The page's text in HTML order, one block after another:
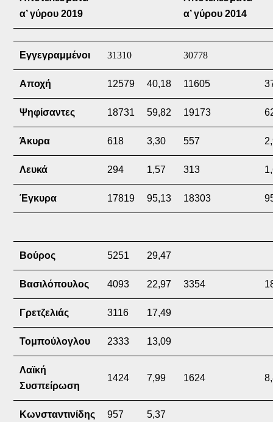
α’ γύρου 2019
α’ γύρου 2014
Εγγεγραμμένοι 31310 30778
Αποχή 12579 40,18 11605
Ψηφίσαντες 18731 59,82 19173
Άκυρα 618 3,30 557
Λευκά 294 1,57 313
Έγκυρα 17819 95,13 18303
Βούρος 5251 29,47
Βασιλόπουλος 4093 22,97 3354
Γρετζελιάς 3116 17,49
Τομπούλογλου 2333 13,09
Λαϊκή
Συσπείρωση
1424 7,99 1624
Κωνσταντινίδης 957 5,37